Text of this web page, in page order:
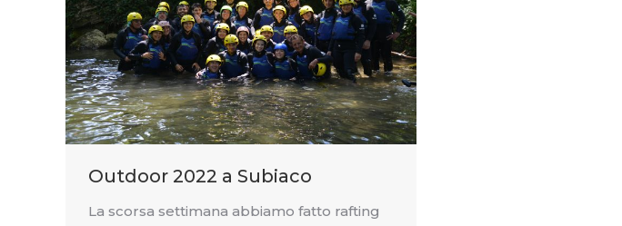
Outdoor 2022 a Subiaco
La scorsa settimana abbiamo fatto rafting